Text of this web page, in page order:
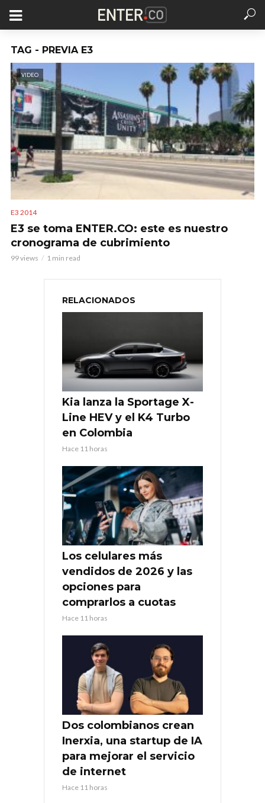
TAG - PREVIA E3
VIDEO
E3 2014
E3 se toma ENTER.CO: este es nuestro
cronograma de cubrimiento
99 views 1 min read
RELACIONADOS
Kia lanza la Sportage X-
Line HEV y el K4 Turbo
en Colombia
Hace 11 horas
Los celulares más
vendidos de 2026 y las
opciones para
comprarlos a cuotas
Hace 11 horas
Dos colombianos crean
Inerxia, una startup de IA
para mejorar el servicio
de internet
Hace 11 horas